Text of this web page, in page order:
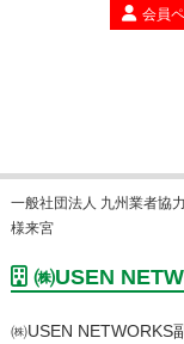
会員
一般社団法人 九州業者協
様来宮
㈱USEN
㈱USEN NETWORKS